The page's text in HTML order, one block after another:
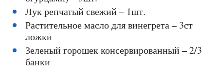
Лук репчатый свежий – 1шт.
Растительное масло для винегрета – 3ст
ложки
Зеленый горошек консервированный – 2/3
банки